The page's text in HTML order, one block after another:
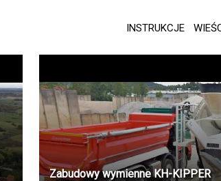
INSTRUKCJE
Zabudowy wymienne KH-KIPPER